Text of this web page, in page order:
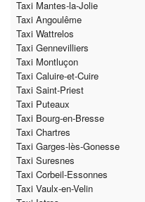
Taxi Mantes-la-Jolie
Taxi Angoulême
Taxi Wattrelos
Taxi Gennevilliers
Taxi Montluçon
Taxi Caluire-et-Cuire
Taxi Saint-Priest
Taxi Puteaux
Taxi Bourg-en-Bresse
Taxi Chartres
Taxi Garges-lès-Gonesse
Taxi Suresnes
Taxi Corbeil-Essonnes
Taxi Vaulx-en-Velin